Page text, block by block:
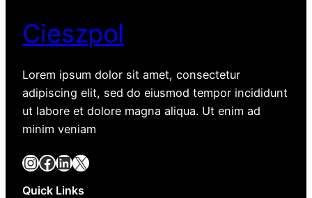
Cieszpol
Lorem ipsum dolor sit amet, consectetur
adipiscing elit, sed do eiusmod tempor incididunt
ut labore et dolore magna aliqua. Ut enim ad
minim veniam
InstagramFacebook LinkedIn X
Quick Links